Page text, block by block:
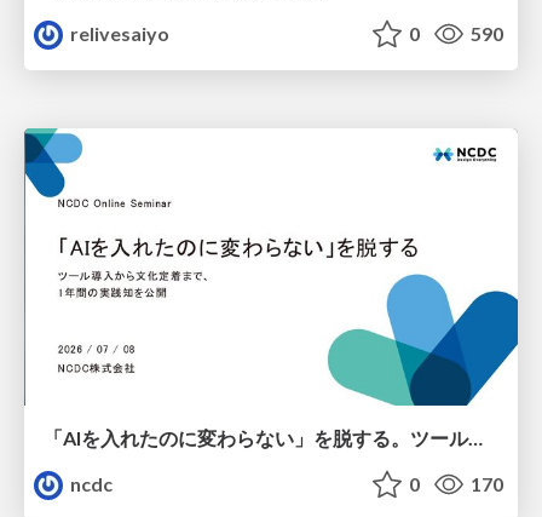
relivesaiyo
0 590
「AIを入れたのに変わらない」を脱する。ツール導入から文化定着まで、1年間の実践知を公開
ncdc
0 170